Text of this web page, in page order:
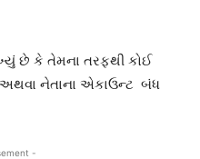
છે કે તેમના તરફથી કોઈ
અથવા નેતાના એકાઉન્ટ બંધ
-